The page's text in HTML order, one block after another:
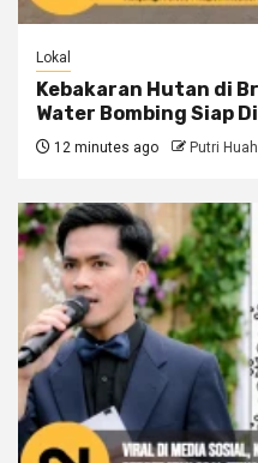
Lokal
Kebakaran Hutan di
Water Bombing Siap
12 minutes ago Putri